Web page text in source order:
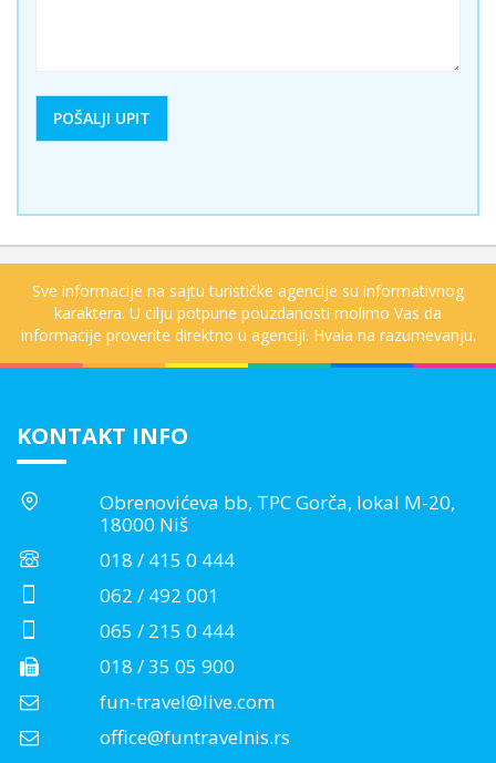
Sve informacije na sajtu turističke agencije su informativnog
karaktera. U cilju potpune pouzdanosti molimo Vas da
informacije proverite direktno u agenciji. Hvala na razumevanju.
KONTAKT INFO
Obrenovićeva bb, TPC Gorča, lokal M-20,
18000 Niš
018 / 415 0 444
062 / 492 001
065 / 215 0 444
018 / 35 05 900
fun-travel@live.com
office@funtravelnis.rs